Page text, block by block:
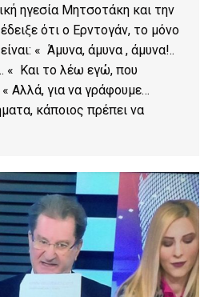
ηγεσία Μητσοτάκη και την
ότι ο Ερντογάν, το μόνο
« Άμυνα, άμυνα , άμυνα!..
« Και το λέω εγώ, που
Αλλά, για να γράφουμε…
κάποιος πρέπει να